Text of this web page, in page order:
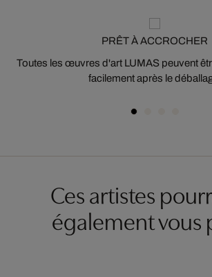
PRÊT À ACCROCHER
Toutes les œuvres d'art LUMAS peuvent
facilement après le
Ces artistes
également vous